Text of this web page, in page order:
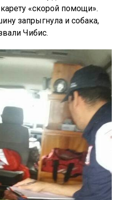
«скорой помощи».
запрыгнула и собака,
Чибис.